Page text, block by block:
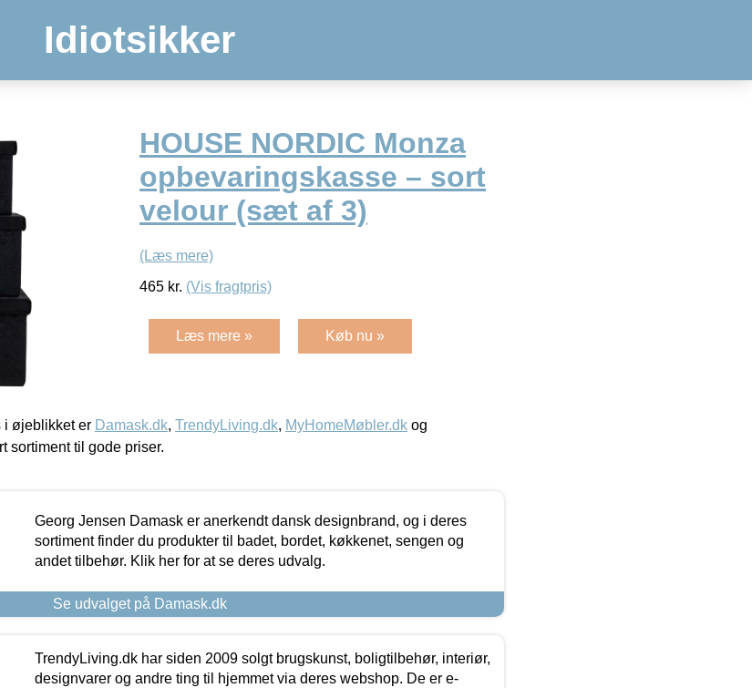
Idiotsikker
HOUSE NORDIC Monza
opbevaringskasse – sort
velour (sæt af 3)
(Læs mere)
465 kr. (Vis fragtpris)
Læs mere » Køb nu »
i øjeblikket er Damask.dk, TrendyLiving.dk, MyHomeMøbler.dk og
sortiment til gode priser.
Georg Jensen Damask er anerkendt dansk designbrand, og i deres
sortiment finder du produkter til badet, bordet, køkkenet, sengen og
andet tilbehør. Klik her for at se deres udvalg.
Se udvalget på Damask.dk
TrendyLiving.dk har siden 2009 solgt brugskunst, boligtilbehør, interiør,
designvarer og andre ting til hjemmet via deres webshop. De er e-